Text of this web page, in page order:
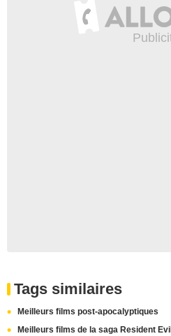
Tags similaires
Meilleurs films post-apocalyptiques
Meilleurs films de la saga Resident Evil